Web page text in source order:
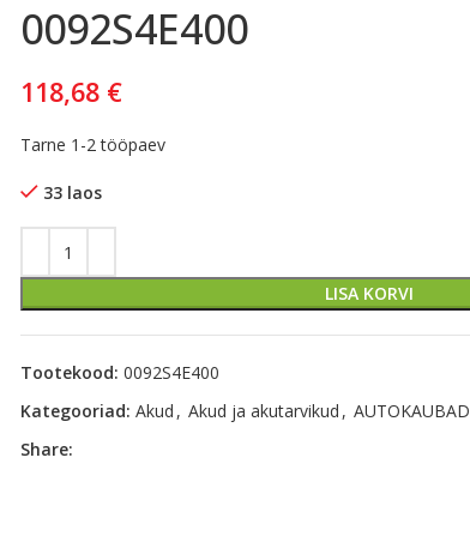
0092S4E400
118,68 €
Tarne 1-2 tööpaev
33 laos
LISA KORVI
Tootekood: 0092S4E400
Kategooriad: Akud , Akud ja akutarvikud , AUTOKAUBAD
Share: